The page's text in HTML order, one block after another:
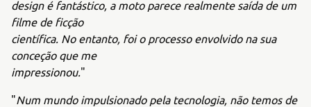
design é fantástico, a moto parece realmente saída de um
filme de ficção
científica. No entanto, foi o processo envolvido na sua
conceção que me
impressionou."
"Num mundo impulsionado pela tecnologia, não temos de